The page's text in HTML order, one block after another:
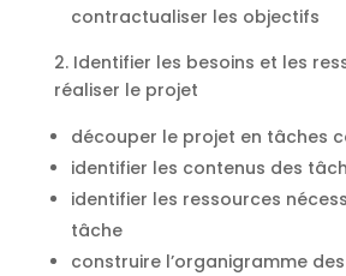
contractualiser les objectifs
2. Identifier les besoins et les
réaliser le projet
découper le projet en tâches
identifier les contenus des
identifier les ressources
tâche
construire l’organigramme